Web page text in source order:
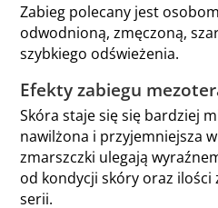
Zabieg polecany jest
odwodnioną, zmęczoną,
szybkiego odświeżenia.
Efekty zabiegu
Skóra staje się się bardziej
nawilżona i przyjemniejsza
zmarszczki ulegają
od kondycji skóry oraz ilości
serii.